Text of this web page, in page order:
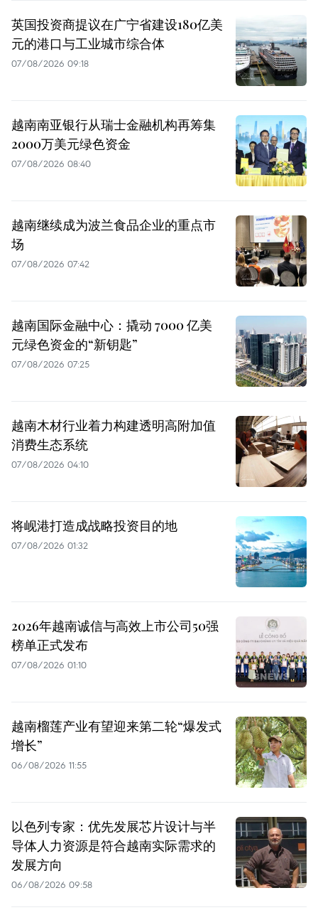
英国投资商提议在广宁省建设180亿美
元的港口与工业城市综合体
07/08/2026 09:18
越南南亚银行从瑞士金融机构再筹集
2000万美元绿色资金
07/08/2026 08:40
越南继续成为波兰食品企业的重点市
场
07/08/2026 07:42
越南国际金融中心：撬动 7000 亿美
元绿色资金的“新钥匙”
07/08/2026 07:25
越南木材行业着力构建透明高附加值
消费生态系统
07/08/2026 04:10
将岘港打造成战略投资目的地
07/08/2026 01:32
2026年越南诚信与高效上市公司50强
榜单正式发布
07/08/2026 01:10
越南榴莲产业有望迎来第二轮“爆发式
增长”
06/08/2026 11:55
以色列专家：优先发展芯片设计与半
导体人力资源是符合越南实际需求的
发展方向
06/08/2026 09:58